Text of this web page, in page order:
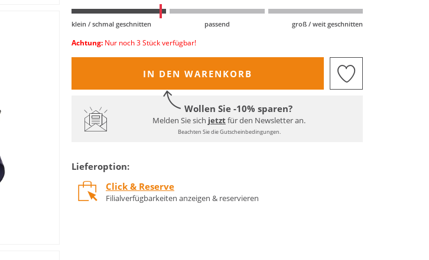
klein / schmal geschnitten passend groß / weit geschnitten
Achtung: Nur noch 3 Stück verfügbar!
IN DEN WARENKORB
Wollen Sie -10% sparen?
Melden Sie sich jetztfür den Newsletter an.
Beachten Sie die Gutscheinbedingungen.
Lieferoption:
Click & Reserve
Filialverfügbarkeiten anzeigen & reservieren